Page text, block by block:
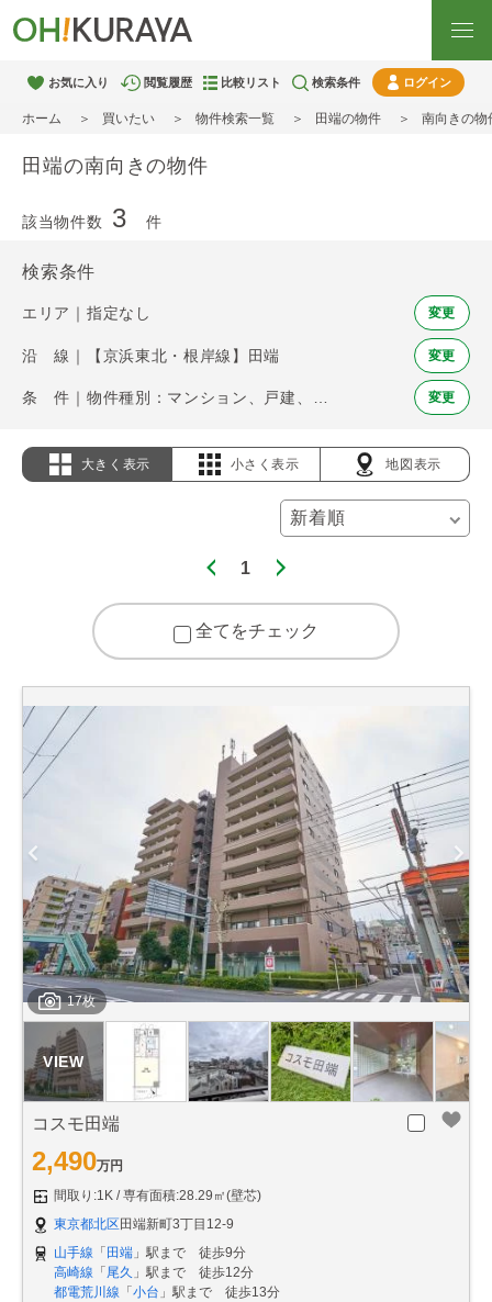
お気に入り 閲覧履歴 比較リスト 検索条件 ログイン
ホーム 買いたい 物件検索一覧 田端の物件 南向きの物
田端の南向きの物件
該当物件数 3 件
検索条件
エリア｜指定なし 変更
沿 線｜【京浜東北・根岸線】田端 変更
変更
大きく表示 小さく表示 地図表示
1
全てをチェック
17枚
コスモ田端
2,490万円
間取り:1K
専有面積:28.29㎡(壁芯)
東京都北区 田端新町3丁目12-9
山手線 「 田端 」駅まで 徒歩9分
高崎線 「 尾久 」駅まで 徒歩12分
都電荒川線 「 小台 」駅まで 徒歩13分